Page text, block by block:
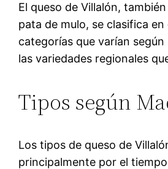
El queso de Villalón,
pata de mulo, se clasifica
categorías que varían
las variedades regionales
Tipos según
Los tipos de queso de
principalmente por el